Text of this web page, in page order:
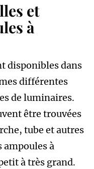
et
à
disponibles dans
différentes
de luminaires.
être trouvées
tube et autres
ampoules à
à très grand.